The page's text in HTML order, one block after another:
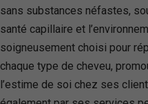
sans substances néfastes,
santé capillaire et
soigneusement choisi pour
chaque type de cheveu,
l’estime de soi chez ses